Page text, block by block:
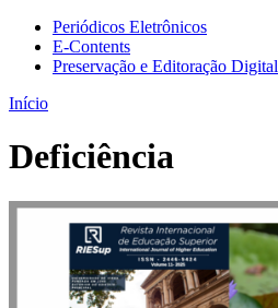
Periódicos Eletrônicos
E-Contents
Preservação e Editoração Digital
Início
Deficiência